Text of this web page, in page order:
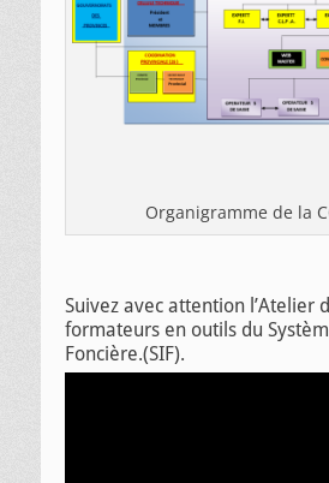
Organigramme de la
Suivez avec attention l’Atelier
formateurs en outils du
Foncière.(SIF).